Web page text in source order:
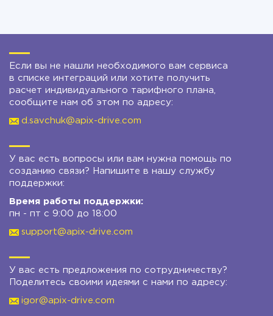
Если вы не нашли необходимого вам сервиса
в списке интеграций или хотите получить
расчет индивидуального тарифного плана,
сообщите нам об этом по адресу:
d.savchuk@apix-drive.com
У вас есть вопросы или вам нужна помощь по
созданию связи? Напишите в нашу службу
поддержки:
Время работы поддержки:
пн - пт с 9:00 до 18:00
support@apix-drive.com
У вас есть предложения по сотрудничеству?
Поделитесь своими идеями с нами по адресу:
igor@apix-drive.com